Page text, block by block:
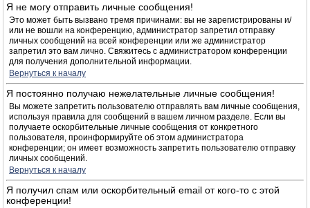
Я не могу отправить личные сообщения!
Это может быть вызвано тремя причинами: вы не зарегистрированы и/
или не вошли на конференцию, администратор запретил отправку
личных сообщений на всей конференции или же администратор
запретил это вам лично. Свяжитесь с администратором конференции
для получения дополнительной информации.
Вернуться к началу
Я постоянно получаю нежелательные личные сообщения!
Вы можете запретить пользователю отправлять вам личные сообщения,
используя правила для сообщений в вашем личном разделе. Если вы
получаете оскорбительные личные сообщения от конкретного
пользователя, проинформируйте об этом администратора
конференции; он имеет возможность запретить пользователю отправку
личных сообщений.
Вернуться к началу
Я получил спам или оскорбительный email от кого-то с этой
конференции!